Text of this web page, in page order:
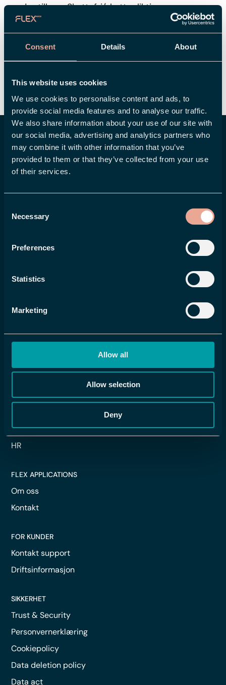
Consent Details About
This website uses cookies
We use cookies to personalise content and ads, to
provide social media features and to analyse our traffic.
We also share information about your use of our site with
our social media, advertising and analytics partners who
may combine it with other information that you’ve
provided to them or that they’ve collected from your use
of their services.
Selection
Necessary
Preferences
Statistics
Marketing
Allow all
Allow selection
Deny
andre tillegg. Skattefri/skattepliktig
kilometergodtgjørelse betales per kilometer,
forutsatt at den ansatte selv betaler for
drivstoff. Med et smart reiseregningssystem
håndteres kilometergodtgjørelse på en smidig
måte.
Her kan du lese mer om hvilke
Vil du gjøre det enkelt å
håndtere alt som omhandler
lønn og HR?
Bemanningsplanlegging
Tidsrapportering
Lønn
HR
FLEX APPLICATIONS
Om oss
Kontakt
FOR KUNDER
Kontakt support
Driftsinformasjon
SIKKERHET
Trust & Security
Personvernerklæring
Cookiepolicy
Data deletion policy
Data act